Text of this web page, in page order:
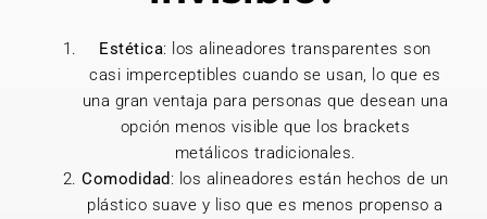
Estética: los alineadores transparentes son
casi imperceptibles cuando se usan, lo que es
una gran ventaja para personas que desean una
opción menos visible que los brackets
metálicos tradicionales.
Comodidad: los alineadores están hechos de un
plástico suave y liso que es menos propenso a